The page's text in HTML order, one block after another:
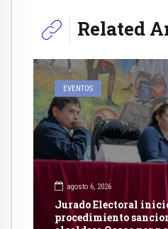
Related
EVENTOS
agosto 6, 2026
Jurado Electoral
procedimiento